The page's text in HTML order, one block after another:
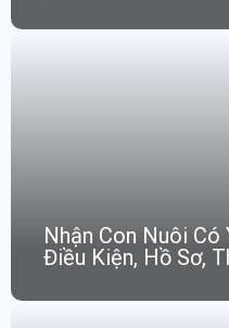
Nhận Con Nuôi
Điều Kiện, Hồ Sơ,